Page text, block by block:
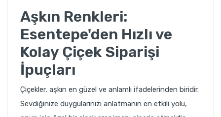
Aşkın Renkleri:
Esentepe'den Hızlı ve
Kolay Çiçek Siparişi
İpuçları
Çiçekler, aşkın en güzel ve anlamlı ifadelerinden biridir.
Sevdiğinize duygularınızı anlatmanın en etkili yolu,